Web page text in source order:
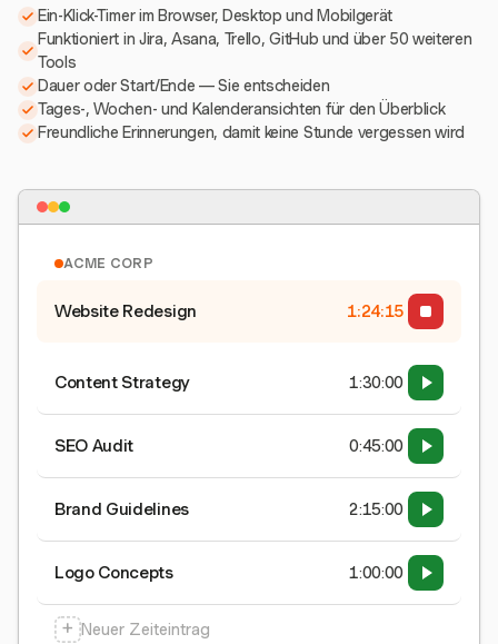
Ein-Klick-Timer im Browser, Desktop und Mobilgerät
Funktioniert in Jira, Asana, Trello, GitHub und über 50 weiteren
Tools
Dauer oder Start/Ende — Sie entscheiden
Tages-, Wochen- und Kalenderansichten für den Überblick
Freundliche Erinnerungen, damit keine Stunde vergessen wird
ACME CORP
Website Redesign 1:24:16
Content Strategy 1:30:00
SEO Audit 0:45:00
Brand Guidelines 2:15:00
Logo Concepts 1:00:00
+ Neuer Zeiteintrag